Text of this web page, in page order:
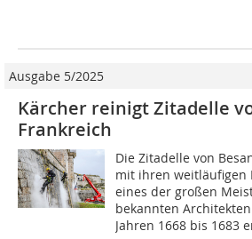
Ausgabe 5/2025
Kärcher reinigt Zitadelle
Frankreich
Die Zitadelle von
mit ihren weitläufigen
eines der großen
bekannten
Jahren 1668 bis 1683